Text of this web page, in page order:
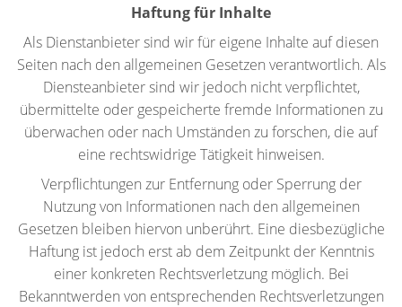
Haftung für Inhalte
Als Dienstanbieter sind wir für eigene Inhalte auf diesen
Seiten nach den allgemeinen Gesetzen verantwortlich. Als
Diensteanbieter sind wir jedoch nicht verpflichtet,
übermittelte oder gespeicherte fremde Informationen zu
überwachen oder nach Umständen zu forschen, die auf
eine rechtswidrige Tätigkeit hinweisen.
Verpflichtungen zur Entfernung oder Sperrung der
Nutzung von Informationen nach den allgemeinen
Gesetzen bleiben hiervon unberührt. Eine diesbezügliche
Haftung ist jedoch erst ab dem Zeitpunkt der Kenntnis
einer konkreten Rechtsverletzung möglich. Bei
Bekanntwerden von entsprechenden Rechtsverletzungen